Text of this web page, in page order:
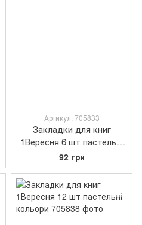
Артикул: 705833
Закладки для книг
1Вересня 6 шт пастельні
кольори
92 грн